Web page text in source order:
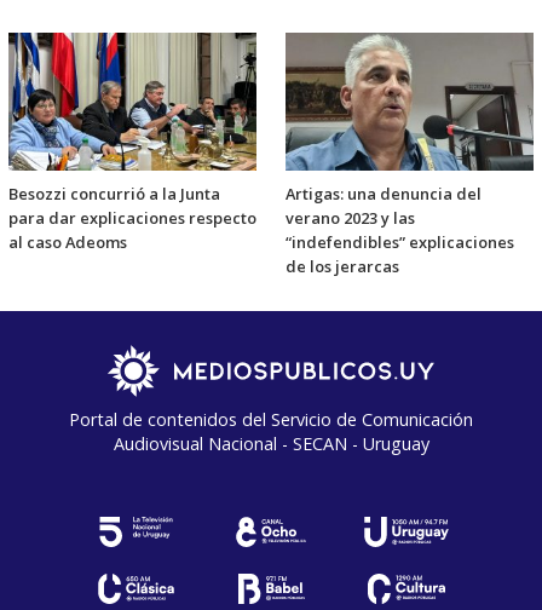
Besozzi concurrió a la Junta
para dar explicaciones respecto
al caso Adeoms
Artigas: una denuncia del
verano 2023 y las
“indefendibles” explicaciones
de los jerarcas
Portal de contenidos del Servicio de Comunicación
Audiovisual Nacional - SECAN - Uruguay